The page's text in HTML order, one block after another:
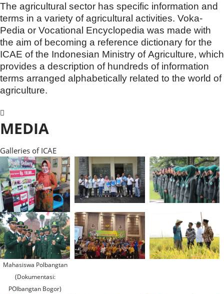
The agricultural sector has specific information and
terms in a variety of agricultural activities. Voka-
Pedia or Vocational Encyclopedia was made with
the aim of becoming a reference dictionary for the
ICAE of the Indonesian Ministry of Agriculture, which
provides a description of hundreds of information
terms arranged alphabetically related to the world of
agriculture.
MEDIA
Galleries of ICAE
Mahasiswa Polbangtan
(Dokumentasi:
POlbangtan Bogor)